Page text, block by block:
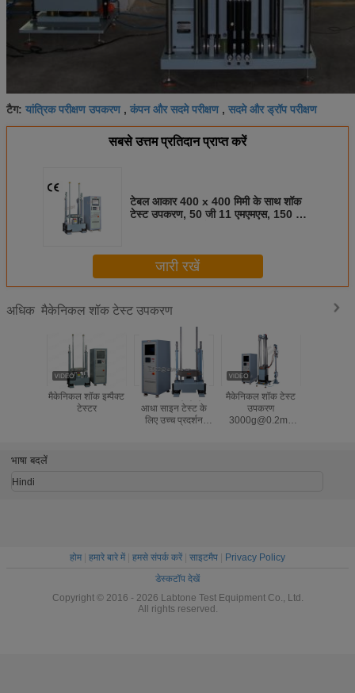
टैग: यांत्रिक परीक्षण उपकरण , कंपन और सदमे परीक्षण , सदमे और ड्रॉप परीक्षण
सबसे उत्तम प्रतिदान प्राप्त करें
टेबल आकार 400 x 400 मिमी के साथ शॉक
टेस्ट उपकरण, 50 जी 11 एमएमएस, 150 जी
जारी रखें
अधिक मैकेनिकल शॉक टेस्ट उपकरण
मैकेनिकल शॉक इम्पैक्ट
टेस्टर
150 जी 6 एमएमएस
आधा साइन टेस्ट के
लिए उच्च प्रदर्शन
मैकेनिकल शॉक टेस्ट
उपकरण
3000g@0.2ms
भाषा बदलें
Hindi
होम हमारे बारे में हमसे संपर्क करें साइटमैप
Privacy Policy
डेस्कटॉप देखें
Copyright © 2016 - 2026 Labtone Test Equipment Co., Ltd.
All rights reserved.